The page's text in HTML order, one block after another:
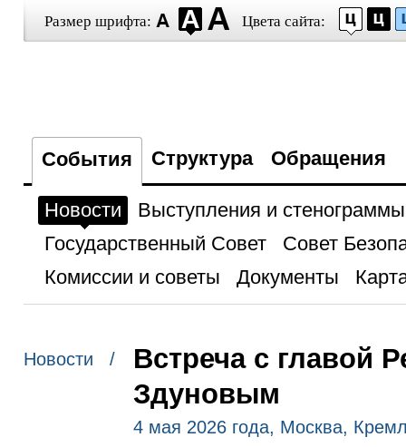
Размер шрифта: Цвета сайта:
События Структура Обращения
Новости
Выступления и стенограммы
Государственный Совет
Совет
Комиссии и советы
Документы
Новости /
Встреча с главой
Здуновым
4 мая 2026 года, Москва,